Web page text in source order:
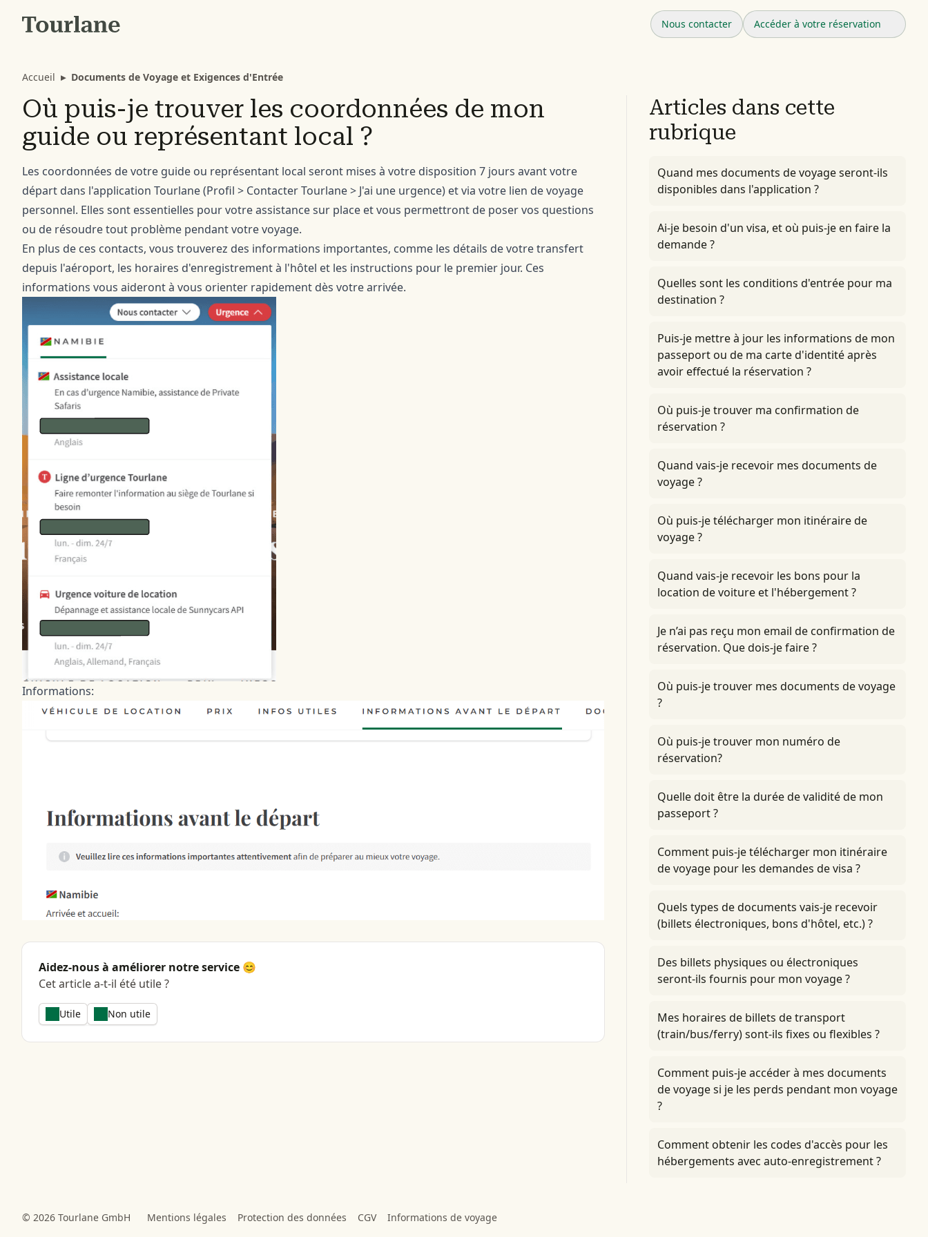
Nous contacter Accéder à votre réservation
Accueil ▸ Documents de Voyage et Exigences d'Entrée
Où puis-je trouver les coordonnées de mon
guide ou représentant local ?
Les coordonnées de votre guide ou représentant local seront mises à votre disposition 7 jours avant votre
départ dans l'application Tourlane (Profil > Contacter Tourlane > J'ai une urgence) et via votre lien de voyage
personnel. Elles sont essentielles pour votre assistance sur place et vous permettront de poser vos questions
ou de résoudre tout problème pendant votre voyage.
En plus de ces contacts, vous trouverez des informations importantes, comme les détails de votre transfert
depuis l'aéroport, les horaires d'enregistrement à l'hôtel et les instructions pour le premier jour. Ces
informations vous aideront à vous orienter rapidement dès votre arrivée.
Informations:
Aidez-nous à améliorer notre service 😊
Cet article a-t-il été utile ?
Utile Non utile
Articles dans cette
rubrique
Quand mes documents de voyage seront-ils
disponibles dans l'application ?
Ai-je besoin d'un visa, et où puis-je en faire la
demande ?
Quelles sont les conditions d'entrée pour ma
destination ?
Puis-je mettre à jour les informations de mon
passeport ou de ma carte d'identité après
avoir effectué la réservation ?
Où puis-je trouver ma confirmation de
réservation ?
Quand vais-je recevoir mes documents de
voyage ?
Où puis-je télécharger mon itinéraire de
voyage ?
Quand vais-je recevoir les bons pour la
location de voiture et l'hébergement ?
Je n’ai pas reçu mon email de confirmation de
réservation. Que dois-je faire ?
Où puis-je trouver mes documents de voyage
?
Où puis-je trouver mon numéro de
réservation?
Quelle doit être la durée de validité de mon
passeport ?
Comment puis-je télécharger mon itinéraire
de voyage pour les demandes de visa ?
Quels types de documents vais-je recevoir
(billets électroniques, bons d'hôtel, etc.) ?
Des billets physiques ou électroniques
seront-ils fournis pour mon voyage ?
Mes horaires de billets de transport
(train/bus/ferry) sont-ils fixes ou flexibles ?
Comment puis-je accéder à mes documents
de voyage si je les perds pendant mon voyage
?
Comment obtenir les codes d'accès pour les
hébergements avec auto-enregistrement ?
© 2026 Tourlane GmbH Mentions légales Protection des données CGV Informations de voyage